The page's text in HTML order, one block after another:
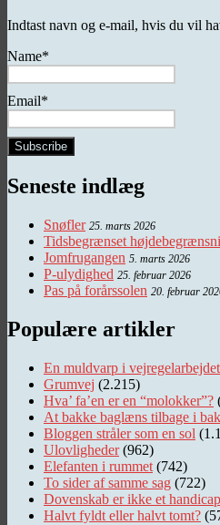
Indtast navn og e-mail, hvis du vil
Name*
Email*
Seneste indlæg
Snøfler 25. marts 2026
Tidsbegrænset
Jomfrugangen 5. marts 2026
P-ulydighed 25. februar 2026
Pas på forårssolen 20. februar
Populære artikler
En muldvarp i vejregelarbejdet
Grumvej (2.215)
Hva’ fa’en er en “molokker”?
At bakke baglæns tilbage i
Bloggen stråler som en sol
Ulovligheder (962)
Elefanten i rummet (742)
To sider af samme sag (722)
Dovenskab er ikke et
Halvt fyldt eller halvt tomt?